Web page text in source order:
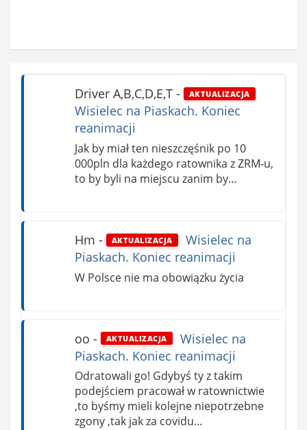
Driver A,B,C,D,E,T- AKTUALIZACJA
Wisielec na Piaskach. Koniec
reanimacji
Jak by miał ten nieszczęśnik po 10
000pln dla każdego ratownika z ZRM-u,
to by byli na miejscu zanim by…
Hm - AKTUALIZACJA
Wisielec na
Piaskach. Koniec reanimacji
W Polsce nie ma obowiązku życia
oo - AKTUALIZACJA
Wisielec na
Piaskach. Koniec reanimacji
Odratowali go! Gdybyś ty z takim
podejściem pracował w ratownictwie
,to byśmy mieli kolejne niepotrzebne
zgony ,tak jak za covidu…